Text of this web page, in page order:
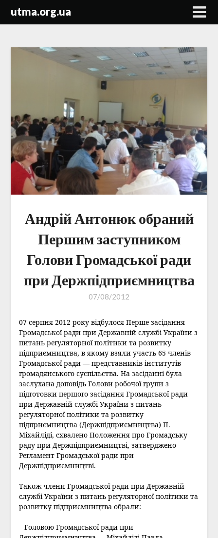
utma.org.ua
Андрій Антонюк обраний
Першим заступником
Голови Громадської ради
при Держпідприємництва
07/08/2012
07 серпня 2012 року відбулося Перше засідання
Громадської ради при Державній службі України з
питань регуляторної політики та розвитку
підприємництва, в якому взяли участь 65 членів
Громадської ради — представників інститутів
громадянського суспільства. На засіданні була
заслухана доповідь Голови робочої групи з
підготовки першого засідання Громадської ради
при Державній службі України з питань
регуляторної політики та розвитку
підприємництва (Держпідприємництва) П.
Міхайліді, схвалено Положення про Громадську
раду при Держпідприємництві, затверджено
Регламент Громадської ради при
Держпідприємництві.
Також члени Громадської ради при Державній
службі України з питань регуляторної політики та
розвитку підприємництва обрали:
– Головою Громадської ради при